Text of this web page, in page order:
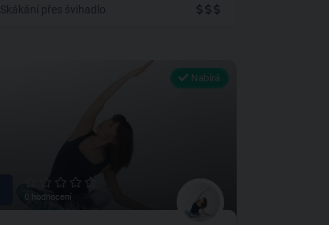
Skákání přes švihadlo
Nabírá
0 hodnocení